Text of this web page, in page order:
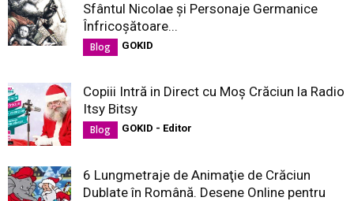
Sfântul Nicolae şi Personaje Germanice
Înfricoşătoare...
Blog GOKID
Copiii Intră in Direct cu Moș Crăciun la Radio
Itsy Bitsy
Blog GOKID - Editor
6 Lungmetraje de Animaţie de Crăciun
Dublate în Română. Desene Online pentru